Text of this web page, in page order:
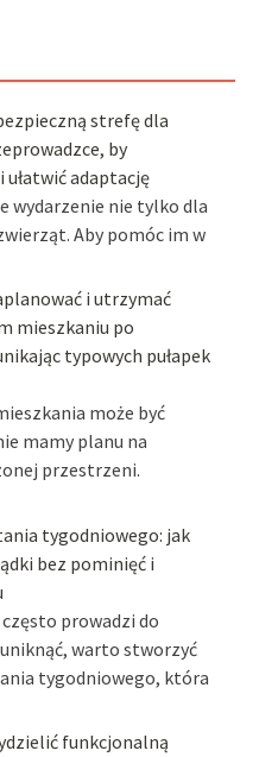
strefę dla
by
adaptację
wydarzenie nie tylko dla
Aby pomóc im w
i utrzymać
mieszkaniu po
typowych pułapek
może być
mamy planu na
przestrzeni.
tygodniowego: jak
bez pominięć i
prowadzi do
warto stworzyć
tygodniowego, która
funkcjonalną